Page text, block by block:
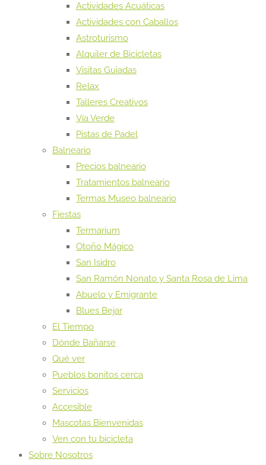
Actividades Acuáticas
Actividades con Caballos
Astroturismo
Alquiler de Bicicletas
Visitas Guiadas
Relax
Talleres Creativos
Vía Verde
Pistas de Padel
Balneario
Precios balneario
Tratamientos balneario
Termas Museo balneario
Fiestas
Termarium
Otoño Mágico
San Isidro
San Ramón Nonato y Santa Rosa de Lima
Abuelo y Emigrante
Blues Bejar
El Tiempo
Dónde Bañarse
Qué ver
Pueblos bonitos cerca
Servicios
Accesible
Mascotas Bienvenidas
Ven con tu bicicleta
Sobre Nosotros